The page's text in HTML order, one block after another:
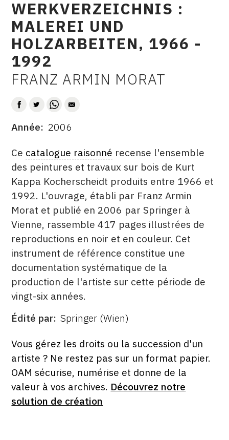
CONTACT
CGU
TWITTER
PINTEREST
WERKVERZEICHNIS :
MALEREI UND
HOLZARBEITEN, 1966 -
1992
AUTEUR
FRANZ ARMIN MORAT
DATE
Année 2006
DESCRITPTION
Ce catalogue raisonné recense l'ensemble
des peintures et travaux sur bois de Kurt
Kappa Kocherscheidt produits entre 1966 et
1992. L'ouvrage, établi par Franz Armin
Morat et publié en 2006 par Springer à
Vienne, rassemble 417 pages illustrées de
reproductions en noir et en couleur. Cet
instrument de référence constitue une
documentation systématique de la
production de l'artiste sur cette période de
vingt-six années.
ÉDITÉ
Édité par Springer (Wien)
FORMAT
ÉTAT
Vous gérez les droits ou la succession d'un
artiste ? Ne restez pas sur un format papier.
OAM sécurise, numérise et donne de la
valeur à vos archives. Découvrez notre
solution de création